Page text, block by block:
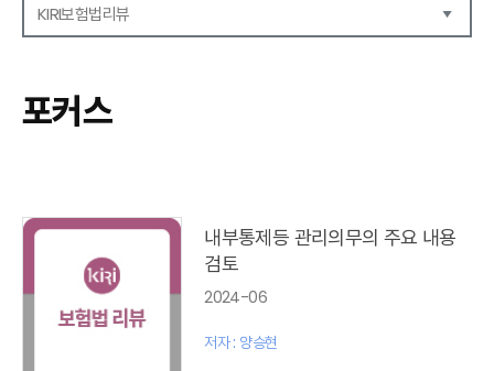
KIRI보험법리뷰
보험금융연구
KIRI 리포트
포커스
특별기고
보험법 동향
포커스
내부통제등 관리의무의 주요 내용
검토
2024-06
저자 : 양승현